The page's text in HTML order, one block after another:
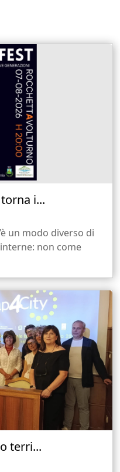
i...
un modo diverso di
non come
terri...